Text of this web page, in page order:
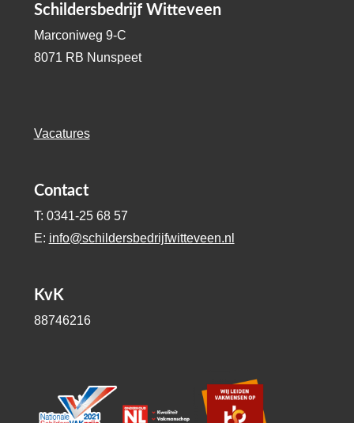
Schildersbedrijf Witteveen
Marconiweg 9-C
8071 RB Nunspeet
Vacatures
Contact
T: 0341-25 68 57
E: info@schildersbedrijfwitteveen.nl
KvK
88746216